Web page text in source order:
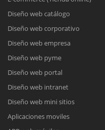
Diseño web catálogo
Diseño web corporativo
Diseño web empresa
Diseño web pyme
Diseño web portal
Diseño web intranet
Diseño web mini sitios
Aplicaciones moviles